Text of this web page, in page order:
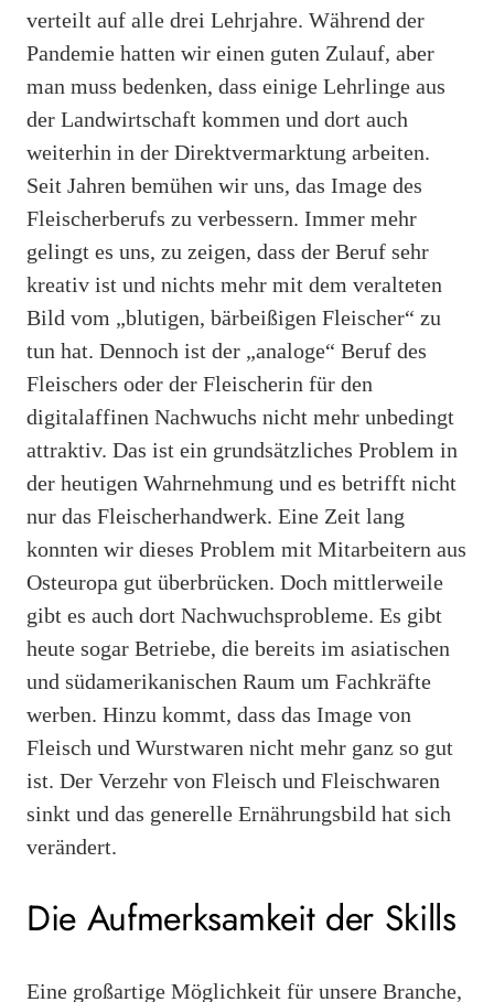
verteilt auf alle drei Lehrjahre. Während der
Pandemie hatten wir einen guten Zulauf, aber
man muss bedenken, dass einige Lehrlinge aus
der Landwirtschaft kommen und dort auch
weiterhin in der Direktvermarktung arbeiten.
Seit Jahren bemühen wir uns, das Image des
Fleischerberufs zu verbessern. Immer mehr
gelingt es uns, zu zeigen, dass der Beruf sehr
kreativ ist und nichts mehr mit dem veralteten
Bild vom „blutigen, bärbeißigen Fleischer“ zu
tun hat. Dennoch ist der „analoge“ Beruf des
Fleischers oder der Fleischerin für den
digitalaffinen Nachwuchs nicht mehr unbedingt
attraktiv. Das ist ein grundsätzliches Problem in
der heutigen Wahrnehmung und es betrifft nicht
nur das Fleischerhandwerk. Eine Zeit lang
konnten wir dieses Problem mit Mitarbeitern aus
Osteuropa gut überbrücken. Doch mittlerweile
gibt es auch dort Nachwuchsprobleme. Es gibt
heute sogar Betriebe, die bereits im asiatischen
und südamerikanischen Raum um Fachkräfte
werben. Hinzu kommt, dass das Image von
Fleisch und Wurstwaren nicht mehr ganz so gut
ist. Der Verzehr von Fleisch und Fleischwaren
sinkt und das generelle Ernährungsbild hat sich
verändert.
Die Aufmerksamkeit der Skills
Eine großartige Möglichkeit für unsere Branche,